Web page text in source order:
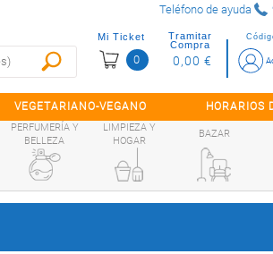
Teléfono de ayuda
Mi Ticket
0
Tramitar
Compra
0,00 €
VEGETARIANO-VEGANO HORARIOS
PERFUMERÍA Y
BELLEZA
LIMPIEZA Y
HOGAR
BAZAR